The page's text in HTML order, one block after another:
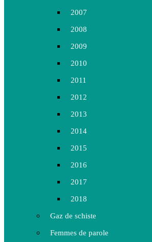
2007
2008
2009
2010
2011
2012
2013
2014
2015
2016
2017
2018
Gaz de schiste
Femmes de parole